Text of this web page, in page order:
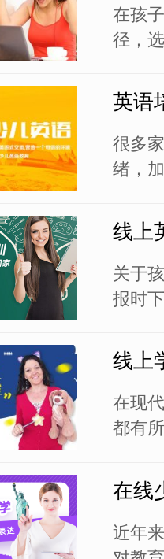
一时
更专
在孩
径，
的英
能力
互动
表达
英语
很多
绪，
机构
件，
英语
培训
线上
关于
报时
学习
需求
涌入
亮眼睛
线上
在现
都有
缺失
上，
向了
英语
近年